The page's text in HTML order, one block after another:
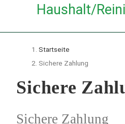
Haushalt/
Startseite
Sichere Zahlung
Sichere
Sichere Zahlung